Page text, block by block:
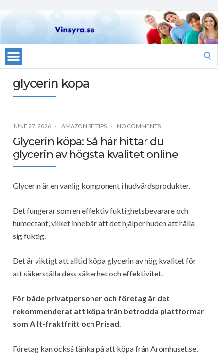
glycerin köpa
JUNE 27, 2026 AMAZON SE TIPS NO COMMENTS
Glycerin köpa: Så här hittar du
glycerin av högsta kvalitet online
Glycerin är en vanlig komponent i hudvårdsprodukter.
Det fungerar som en effektiv fuktighetsbevarare och
humectant, vilket innebär att det hjälper huden att hålla
sig fuktig.
Det är viktigt att alltid köpa glycerin av hög kvalitet för
att säkerställa dess säkerhet och effektivitet.
För både privatpersoner och företag är det
rekommenderat att köpa från betrodda plattformar
som Allt-fraktfritt och Prisad.
Företag kan också tänka på att köpa från Aromhuset.se,